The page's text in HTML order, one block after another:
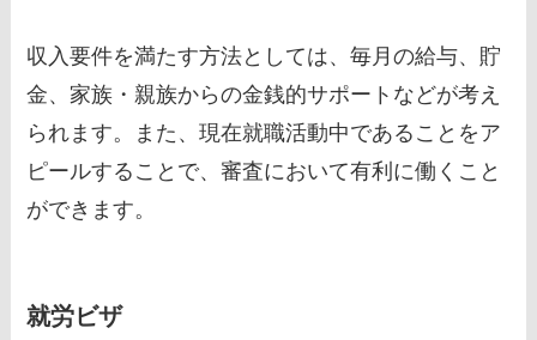
収入要件を満たす方法としては、毎月の給与、貯
金、家族・親族からの金銭的サポートなどが考え
られます。また、現在就職活動中であることをア
ピールすることで、審査において有利に働くこと
ができます。
就労ビザ